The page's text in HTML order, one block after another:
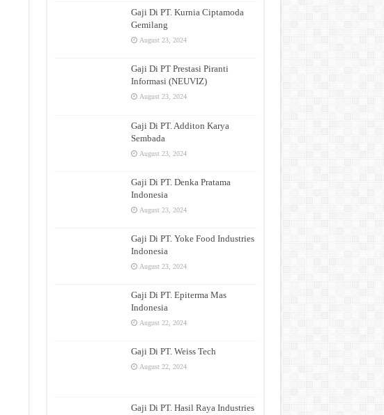
Gaji Di PT. Kurnia Ciptamoda
Gemilang
August 23, 2024
Gaji Di PT Prestasi Piranti
Informasi (NEUVIZ)
August 23, 2024
Gaji Di PT. Additon Karya
Sembada
August 23, 2024
Gaji Di PT. Denka Pratama
Indonesia
August 23, 2024
Gaji Di PT. Yoke Food Industries
Indonesia
August 23, 2024
Gaji Di PT. Epiterma Mas
Indonesia
August 22, 2024
Gaji Di PT. Weiss Tech
August 22, 2024
Gaji Di PT. Hasil Raya Industries